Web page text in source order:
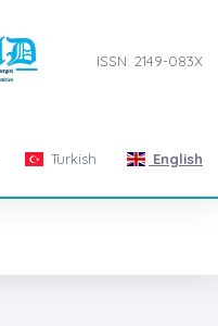
ISSN: 2149-083X
Turkish English